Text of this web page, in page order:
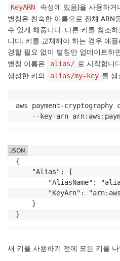
KeyARN
속성에 있음)을 사용하
별칭은 친숙한 이름으로 전체 ARN
수 있게 해줍니다. 다른 키를 참조
니다. 키를 교체해야 하는 경우 애
경할 필요 없이 별칭만 업데이트하
별칭 이름은
alias/ 로 시작합니
생성한 키의
alias/my-key 를 생
aws payment-
--key-arn
{
    "Alias": {
"AliasName":
"KeyArn":
    }
}
JSON
새 키를 사용하기 전에 모든 키를